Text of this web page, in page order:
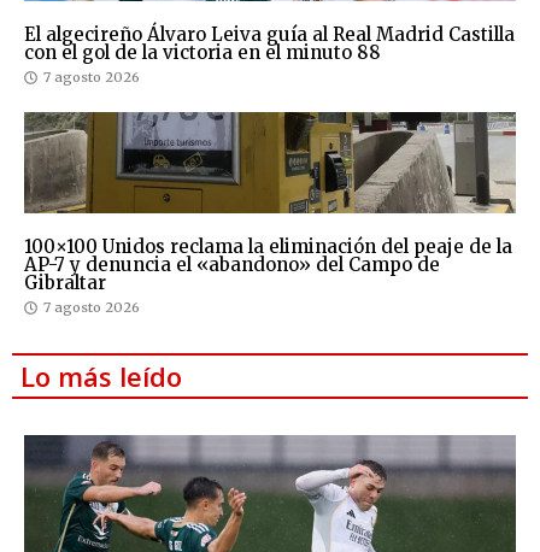
El algecireño Álvaro Leiva guía al Real Madrid Castilla
con el gol de la victoria en el minuto 88
7 agosto 2026
100×100 Unidos reclama la eliminación del peaje de la
AP-7 y denuncia el «abandono» del Campo de
Gibraltar
7 agosto 2026
Lo más leído